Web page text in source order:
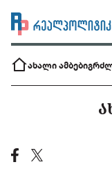
ახალი ამბები